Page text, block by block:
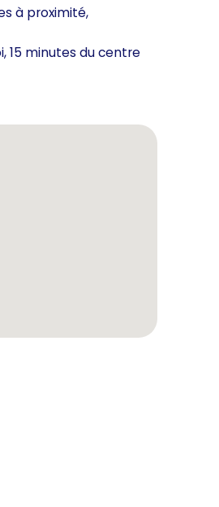
à proximité,
15 minutes du centre